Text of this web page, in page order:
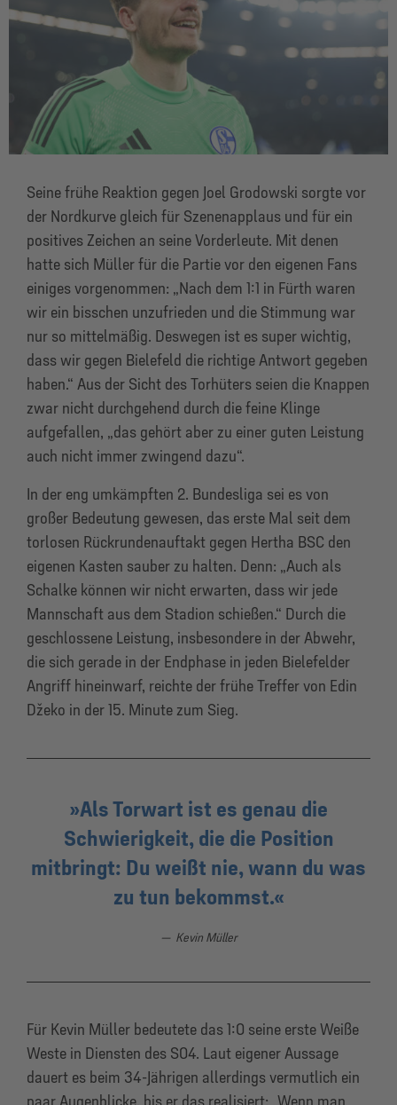
Seine frühe Reaktion gegen Joel Grodowski sorgte vor
der Nordkurve gleich für Szenenapplaus und für ein
positives Zeichen an seine Vorderleute. Mit denen
hatte sich Müller für die Partie vor den eigenen Fans
einiges vorgenommen: „Nach dem 1:1 in Fürth waren
wir ein bisschen unzufrieden und die Stimmung war
nur so mittelmäßig. Deswegen ist es super wichtig,
dass wir gegen Bielefeld die richtige Antwort gegeben
haben.“ Aus der Sicht des Torhüters seien die Knappen
zwar nicht durchgehend durch die feine Klinge
aufgefallen, „das gehört aber zu einer guten Leistung
auch nicht immer zwingend dazu“.
In der eng umkämpften 2. Bundesliga sei es von
großer Bedeutung gewesen, das erste Mal seit dem
torlosen Rückrundenauftakt gegen Hertha BSC den
eigenen Kasten sauber zu halten. Denn: „Auch als
Schalke können wir nicht erwarten, dass wir jede
Mannschaft aus dem Stadion schießen.“ Durch die
geschlossene Leistung, insbesondere in der Abwehr,
die sich gerade in der Endphase in jeden Bielefelder
Angriff hineinwarf, reichte der frühe Treffer von Edin
Džeko in der 15. Minute zum Sieg.
Als Torwart ist es genau die
Schwierigkeit, die die Position
mitbringt: Du weißt nie, wann du was
zu tun bekommst.
Kevin Müller
Für Kevin Müller bedeutete das 1:0 seine erste Weiße
Weste in Diensten des S04. Laut eigener Aussage
dauert es beim 34-Jährigen allerdings vermutlich ein